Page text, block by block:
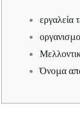
εργαλεία
Όνομα